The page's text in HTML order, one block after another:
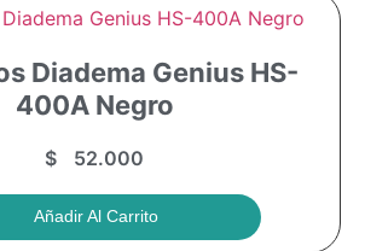
Diadema Genius HS-
400A Negro
$ 52.000
Añadir Al Carrito